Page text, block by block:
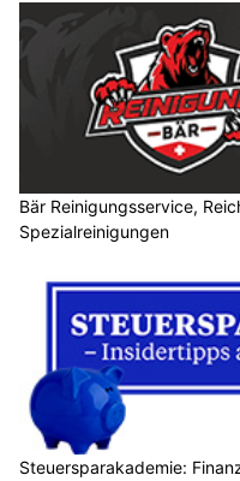
Bär Reinigungsservice,
Spezialreinigungen
Steuersparakademie: